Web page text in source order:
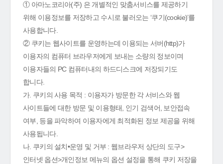
① 아마노코리아(주) 은 개별적인 맞춤서비스를 제공하기
위해 이용정보를 저장하고 수시로 불러오는 ‘쿠기(cookie)’를
사용합니다.
② 쿠키는 웹사이트를 운영하는데 이용되는 서버(http)가
이용자의 컴퓨터 브라우저에게 보내는 소량의 정보이며
이용자들의 PC 컴퓨터내의 하드디스크에 저장되기도
합니다.
가. 쿠키의 사용 목적 : 이용자가 방문한 각 서비스와 웹
사이트들에 대한 방문 및 이용형태, 인기 검색어, 보안접속
여부, 등을 파악하여 이용자에게 최적화된 정보 제공을 위해
사용됩니다.
나. 쿠키의 설치•운영 및 거부 : 웹브라우저 상단의 도구>
인터넷 옵션>개인정보 메뉴의 옵션 설정을 통해 쿠키 저장을